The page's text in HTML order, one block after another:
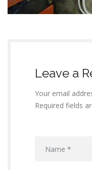
Leave a
Your email
Required fields